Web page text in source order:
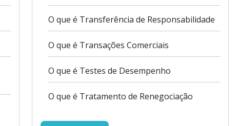
O que é Transferência de Responsabilidade
O que é Transações Comerciais
O que é Testes de Desempenho
O que é Tratamento de Renegociação